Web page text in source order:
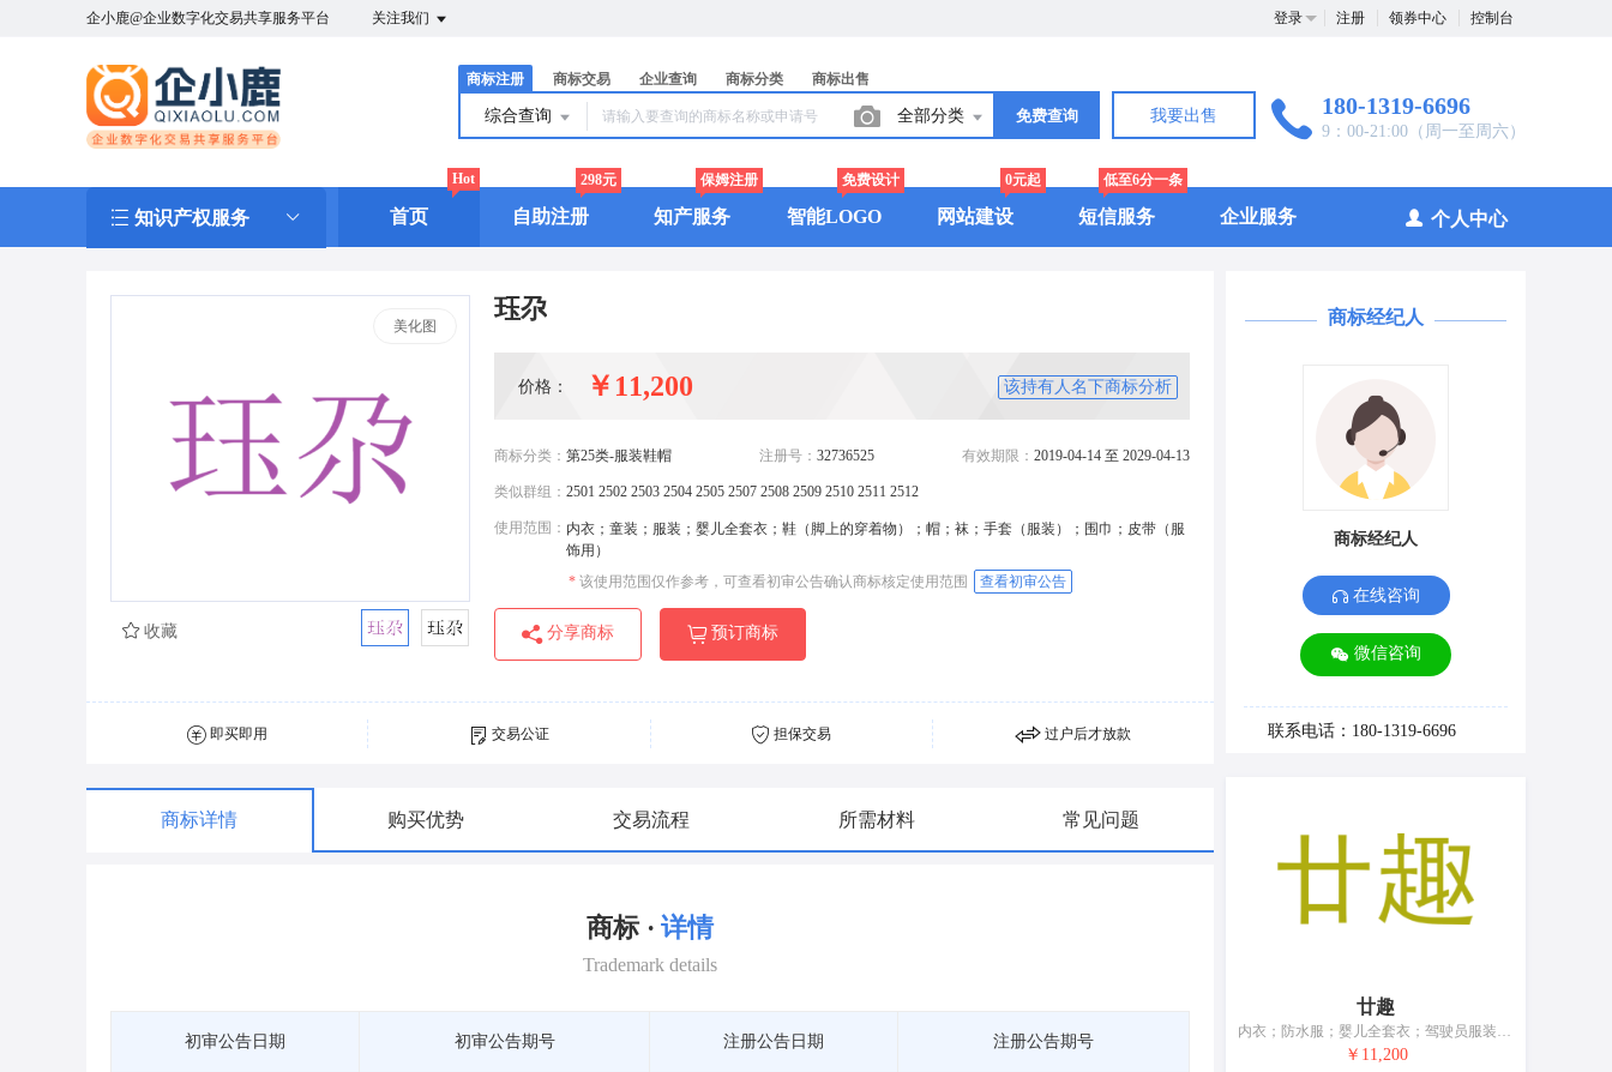
企小鹿@企业数字化交易共享服务平台 关注我们 登录 注册 领券中心 控制台
商标注册 商标交易 企业查询 商标分类 商标出售
综合查询 全部分类 免费查询 我要出售 180-1319-6696
9：00-21:00（周一至周六）
知识产权服务 首页
Hot
自助注册
298元
知产服务
保姆注册
智能LOGO
免费设计
网站建设
0元起
短信服务
低至6分一条
企业服务 个人中心
美化图
珏尕
价格： ￥11,200 该持有人名下商标分析
商标分类： 第25类-服装鞋帽 注册号： 32736525 有效期限： 2019-04-14 至 2029-04-13
类似群组： 2501 2502 2503 2504 2505 2507 2508 2509 2510 2511 2512
使用范围： 内衣；童装；服装；婴儿全套衣；鞋（脚上的穿着物）；帽；袜；手套（服装）；围巾；皮带（服
饰用）
* 该使用范围仅作参考，可查看初审公告确认商标核定使用范围 查看初审公告
分享商标 预订商标
收藏
即买即用 交易公证 担保交易 过户后才放款
商标详情 购买优势 交易流程 所需材料 常见问题
商标 · 详情
Trademark details
初审公告日期 初审公告期号 注册公告日期 注册公告期号
商标经纪人
商标经纪人
在线咨询
微信咨询
联系电话：180-1319-6696
廿趣
内衣；防水服；婴儿全套衣；驾驶员服装；鞋（脚上的穿着物）；帽；袜；手套（服装）；围巾；皮带（服饰用）
￥11,200